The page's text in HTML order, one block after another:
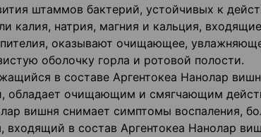
штаммов бактерий, устойчивых к
калия, натрия, магния и кальция,
оказывают очищающее,
оболочку горла и ротовой полости.
в составе Аргентокеа Нанолар
обладает очищающим и смягчающим
вишня снимает симптомы воспаления,
входящий в состав Аргентокеа Нанолар